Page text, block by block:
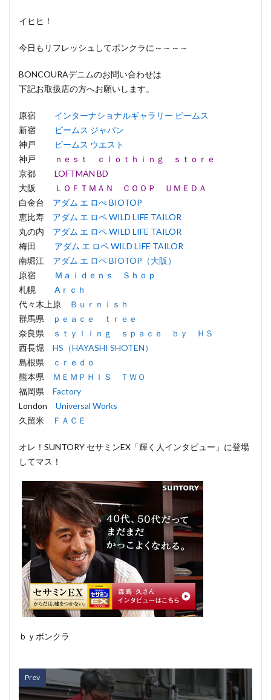
イヒヒ！
今日もリフレッシュしてボンクラに～～～～
BONCOURAデニムのお問い合わせは
下記お取扱店の方へお願いします。
原宿 インターナショナルギャラリー ビームス
新宿
ビームス ジャパン
神戸
ビームス ウエスト
神戸
ｎｅｓｔ ｃｌｏｔｈｉｎｇ ｓｔｏｒｅ
京都 LOFTMAN BD
大阪
ＬＯＦＴＭＡＮ ＣＯＯＰ ＵＭＥＤＡ
白金台 アダム エ ロぺ BIOTOP
恵比寿 アダム エ ロペ WILD LIFE TAILOR
丸の内 アダム エ ロペ WILD LIFE TAILOR
梅田 アダム エ ロペ WILD LIFE TAILOR
南堀江 アダム エ ロペ BIOTOP（大阪）
原宿
Ｍａｉｄｅｎｓ Ｓｈｏｐ
札幌 Aｒｃｈ
代々木上原
Ｂｕｒｎｉｓｈ
群馬県
ｐｅａｃｅ ｔｒｅｅ
奈良県
ｓｔｙｌｉｎｇ ｓｐａｃｅ ｂｙ ＨＳ
西長堀 HS（HAYASHI SHOTEN）
島根県
ｃｒｅｄｏ
熊本県
ＭＥＭＰＨＩＳ ＴＷＯ
福岡県 Factory
London Universal Works
久留米
ＦＡＣＥ
オレ！SUNTORY セサミンEX「輝く人インタビュー」に登場
してマス！
ｂｙボンクラ
Prev